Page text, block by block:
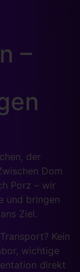
–
der
Dom
Porz – wir
und bringen
Ziel.
Kein
wichtige
direkt